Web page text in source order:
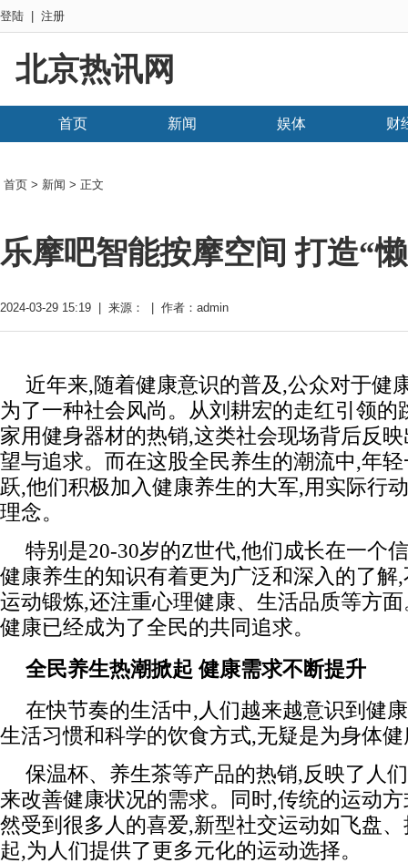
登陆 注册
北京热讯网
首页 新闻 娱体 财
首页 > 新闻 > 正文
乐摩吧智能按摩空间 打造“
2024-03-29 15:19 | 来源： | 作者：admin
近年来,随着健康意识的普及,公众对于健
为了一种社会风尚。从刘耕宏的走红引领的
家用健身器材的热销,这类社会现场背后反
望与追求。而在这股全民养生的潮流中,年
跃,他们积极加入健康养生的大军,用实际行
理念。
特别是20-30岁的Z世代,他们成长在一个
健康养生的知识有着更为广泛和深入的了解
运动锻炼,还注重心理健康、生活品质等方
健康已经成为了全民的共同追求。
全民养生热潮掀起 健康需求不断提升
在快节奏的生活中,人们越来越意识到健
生活习惯和科学的饮食方式,无疑是为身体
保温杯、养生茶等产品的热销,反映了人
来改善健康状况的需求。同时,传统的运动
然受到很多人的喜爱,新型社交运动如飞盘
起,为人们提供了更多元化的运动选择。